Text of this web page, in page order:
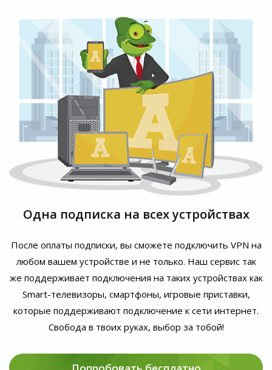
Одна подписка на всех устройствах
После оплаты подписки, вы сможете подключить VPN на
любом вашем устройстве и не только. Наш сервис так
же поддерживает подключения на таких устройствах как
Smart-телевизоры, смартфоны, игровые приставки,
которые поддерживают подключение к сети интернет.
Свобода в твоих руках, выбор за тобой!